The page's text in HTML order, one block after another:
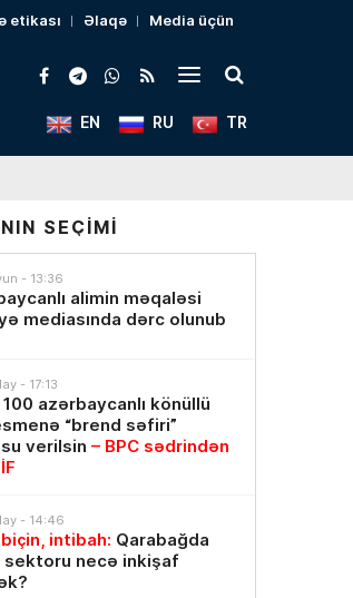
etikası Əlaqə Media üçün
TR
RU
EN
SEÇİMİ
- 13:36
alimin məqaləsi
mediasında dərc olunub
- 17:13
azərbaycanlı könüllü
“brend səfiri”
verilsin – BPC sədrindən
- 14:46
intibah: Qarabağda
sektoru necə inkişaf